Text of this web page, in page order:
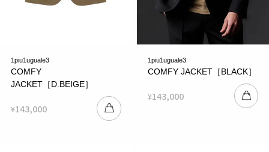
1piu1uguale3
COMFY
JACKET［D.BEIGE］
¥143,000
1piu1uguale3
COMFY JACKET［BLACK］
¥143,000